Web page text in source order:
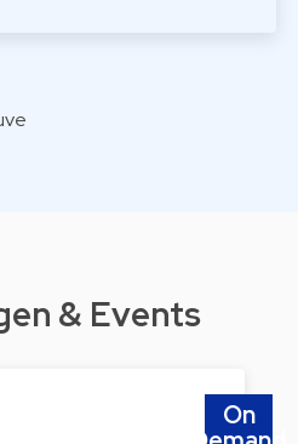
& Events
On